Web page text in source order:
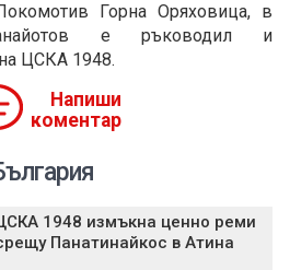
Горна Оряховица, в
е ръководил и
ЦСКА 1948.
Напиши
коментар
1948 измъкна ценно реми
Панатинайкос в Атина